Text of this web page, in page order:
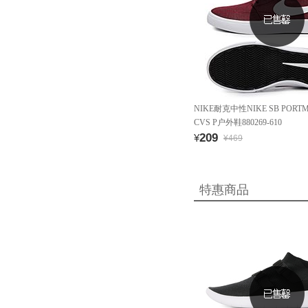
NIKE耐克中性NIKE SB
CVS P户外鞋880269-610
¥209 ¥469
特惠商品